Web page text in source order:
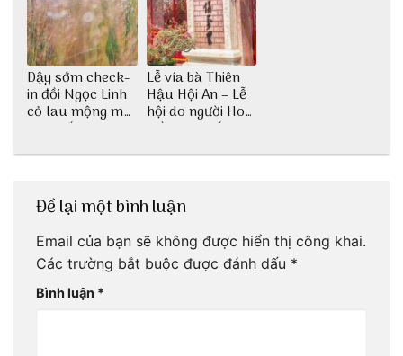
Dậy sớm check-
in đồi Ngọc Linh
cỏ lau mộng mơ
tại Huế nè bạn
Lễ vía bà Thiên
Hậu Hội An – Lễ
hội do người Hoa
kiều sinh sống ở
Để lại một bình luận
Email của bạn sẽ không được hiển thị công khai.
Các trường bắt buộc được đánh dấu *
Bình luận *